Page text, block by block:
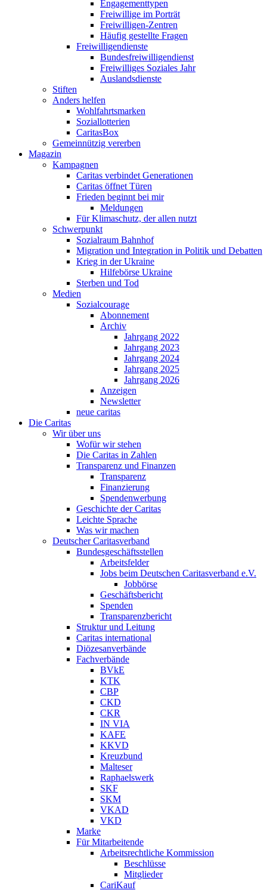
Engagementtypen
Freiwillige im Porträt
Freiwilligen-Zentren
Häufig gestellte Fragen
Freiwilligendienste
Bundesfreiwilligendienst
Freiwilliges Soziales Jahr
Auslandsdienste
Stiften
Anders helfen
Wohlfahrtsmarken
Soziallotterien
CaritasBox
Gemeinnützig vererben
Magazin
Kampagnen
Caritas verbindet Generationen
Caritas öffnet Türen
Frieden beginnt bei mir
Meldungen
Für Klimaschutz, der allen nutzt
Schwerpunkt
Sozialraum Bahnhof
Migration und Integration in Politik und Debatten
Krieg in der Ukraine
Hilfebörse Ukraine
Sterben und Tod
Medien
Sozialcourage
Abonnement
Archiv
Jahrgang 2022
Jahrgang 2023
Jahrgang 2024
Jahrgang 2025
Jahrgang 2026
Anzeigen
Newsletter
neue caritas
Die Caritas
Wir über uns
Wofür wir stehen
Die Caritas in Zahlen
Transparenz und Finanzen
Transparenz
Finanzierung
Spendenwerbung
Geschichte der Caritas
Leichte Sprache
Was wir machen
Deutscher Caritasverband
Bundesgeschäftsstellen
Arbeitsfelder
Jobs beim Deutschen Caritasverband e.V.
Jobbörse
Geschäftsbericht
Spenden
Transparenzbericht
Struktur und Leitung
Caritas international
Diözesanverbände
Fachverbände
BVkE
KTK
CBP
CKD
CKR
IN VIA
KAFE
KKVD
Kreuzbund
Malteser
Raphaelswerk
SKF
SKM
VKAD
VKD
Marke
Für Mitarbeitende
Arbeitsrechtliche Kommission
Beschlüsse
Mitglieder
CariKauf